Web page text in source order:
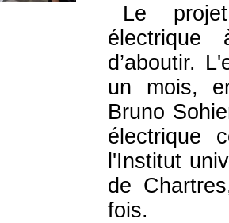
Le
d’aboutir.
un mois,
Bruno
électrique
l'Institut
de
fois.